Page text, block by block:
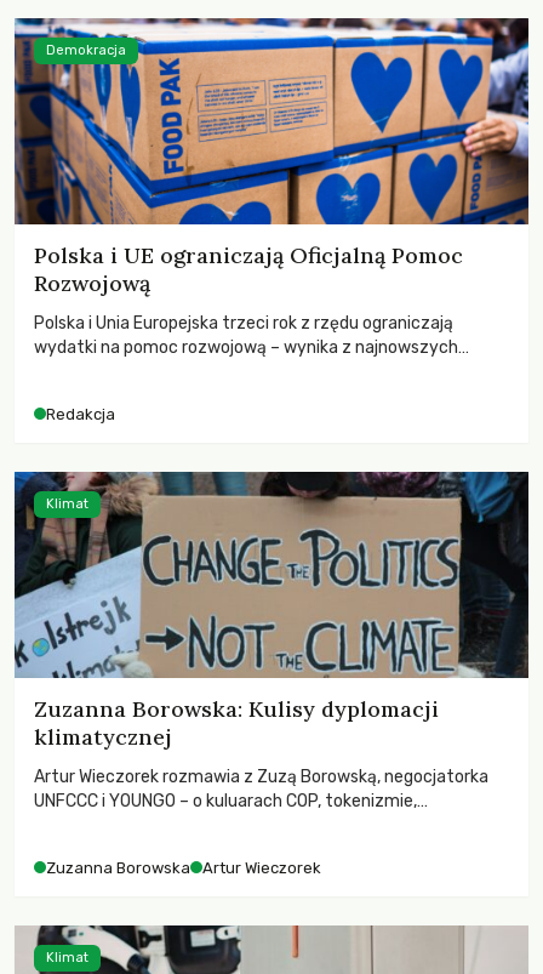
Polska i UE ograniczają Oficjalną Pomoc
Rozwojową
Polska i Unia Europejska trzeci rok z rzędu ograniczają
wydatki na pomoc rozwojową – wynika z najnowszych
odnotowano największe tąpnięcie ODA w historii. Jakie będą
kryzysami i ubóstwem?
Redakcja
Demokracja
Zuzanna Borowska: Kulisy dyplomacji
klimatycznej
Artur Wieczorek rozmawia z Zuzą Borowską, negocjatorka
UNFCCC i YOUNGO – o kuluarach COP, tokenizmie,
Zuzanna Borowska Artur Wieczorek
Klimat
Klimat